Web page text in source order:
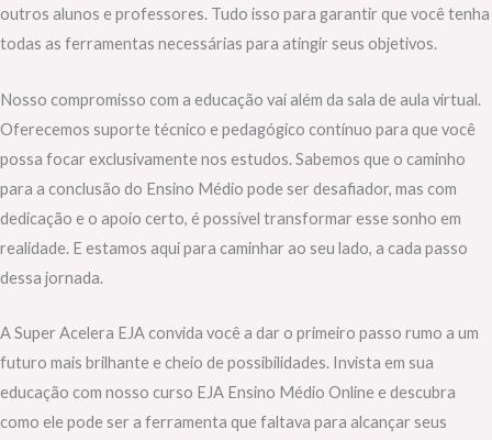
outros alunos e professores. Tudo isso para garantir que você tenha
todas as ferramentas necessárias para atingir seus objetivos.
Nosso compromisso com a educação vai além da sala de aula virtual.
Oferecemos suporte técnico e pedagógico contínuo para que você
possa focar exclusivamente nos estudos. Sabemos que o caminho
para a conclusão do Ensino Médio pode ser desafiador, mas com
dedicação e o apoio certo, é possível transformar esse sonho em
realidade. E estamos aqui para caminhar ao seu lado, a cada passo
dessa jornada.
A Super Acelera EJA convida você a dar o primeiro passo rumo a um
futuro mais brilhante e cheio de possibilidades. Invista em sua
educação com nosso curso EJA Ensino Médio Online e descubra
como ele pode ser a ferramenta que faltava para alcançar seus